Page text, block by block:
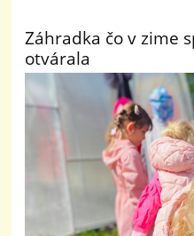
Záhradka čo v zime
otvárala